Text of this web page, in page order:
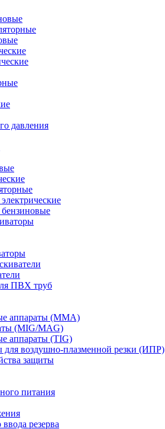
давления
ПВХ труб
аппараты (ММА)
(MIG/MAG)
аппараты (TIG)
для воздушно-плазменной резки (ИПР)
защиты
питания
резерва